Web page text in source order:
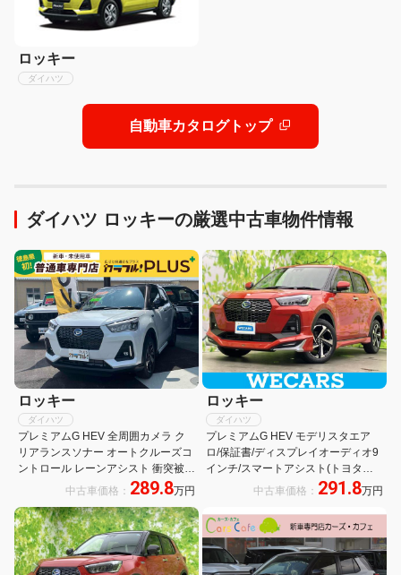
ロッキー
ダイハツ
自動車カタログトップ
ダイハツ ロッキーの厳選中古車物件情報
ロッキー
ダイハツ
プレミアムG HEV 全周囲カメラ ク
リアランスソナー オートクルーズコ
ントロール レーンアシスト 衝突被害
軽減システム TV オートライト LED
トキー 電動格納ミラー シートヒータ
ー
中古車価格： 289.8万円
ロッキー
ダイハツ
プレミアムG HEV モデリスタエア
ロ/保証書/ディスプレイオーディオ9
インチ/スマートアシスト(トヨタ・
ダイハツ)/シートヒーター 前席/パノ
テム/シート ハーフレザー
中古車価格： 291.8万円